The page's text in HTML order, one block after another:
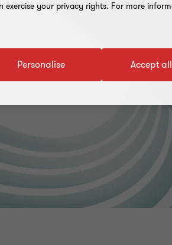
exercise your privacy rights. For more
Accept
Personalise